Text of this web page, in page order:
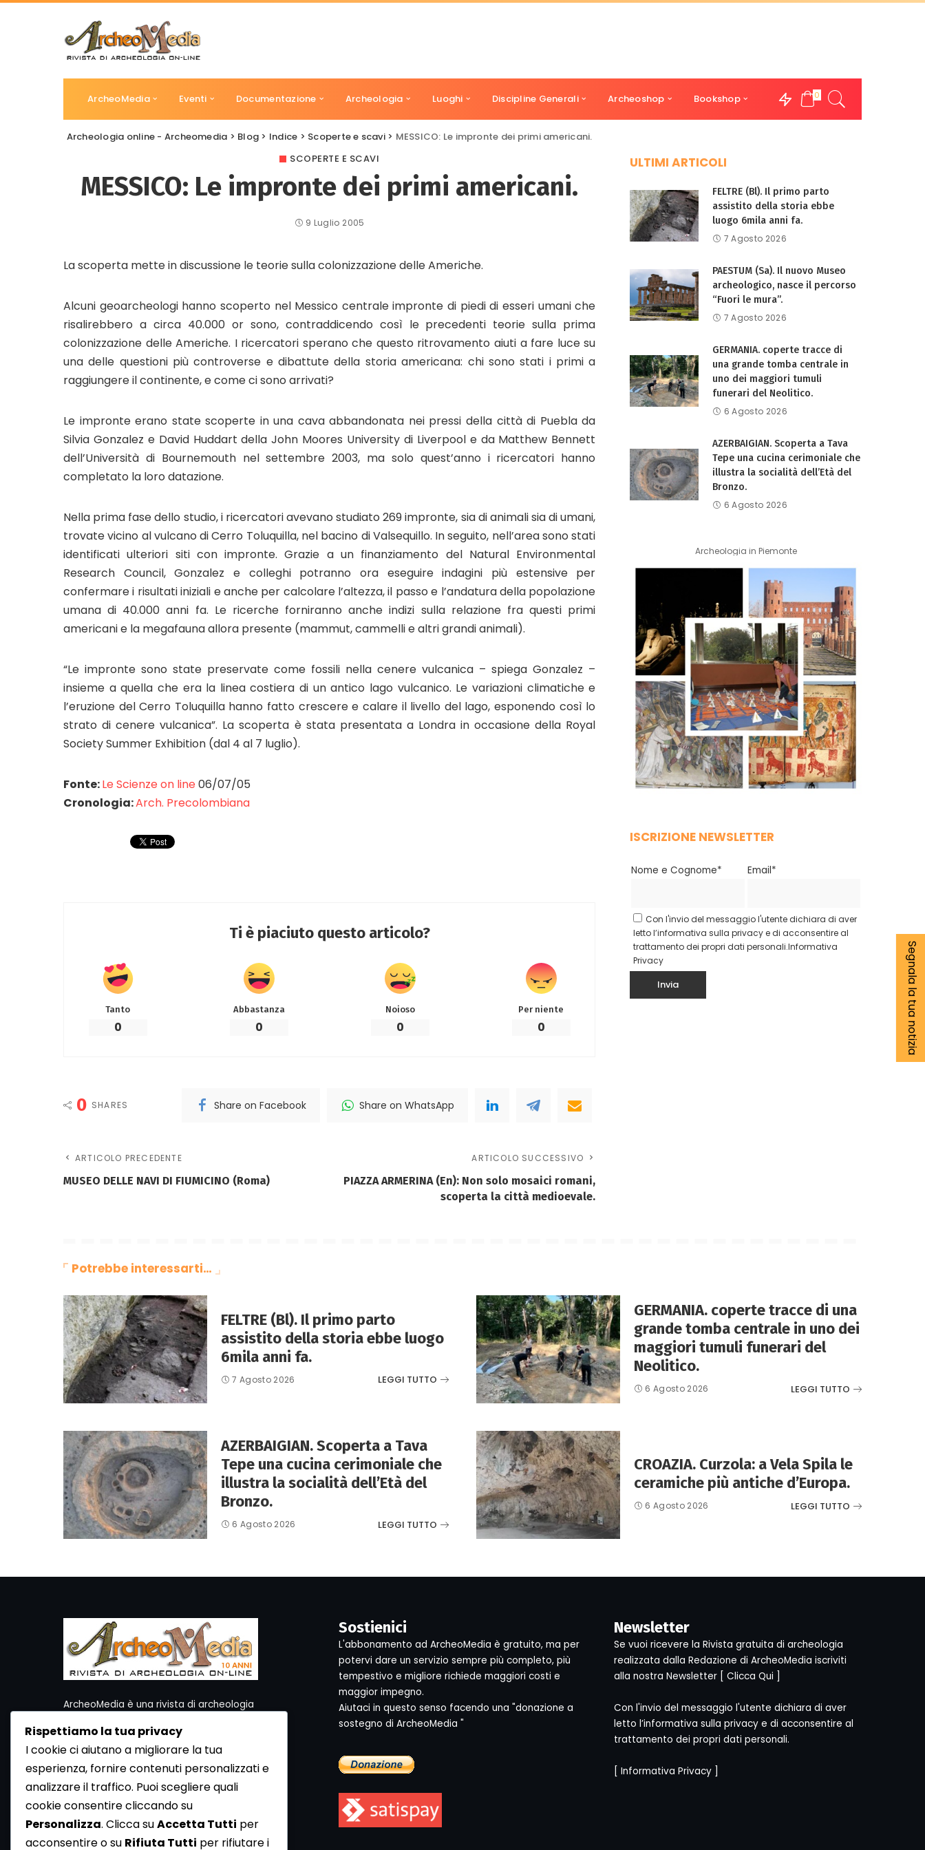
ArcheoMedia Eventi Documentazione Archeologia Luoghi Discipline Generali Archeoshop Bookshop 0
Archeologia online - Archeomedia > Blog > Indice > Scoperte e scavi> MESSICO: Le impronte dei primi americani.
SCOPERTE E SCAVI
MESSICO: Le impronte dei primi americani.
9 Luglio 2005
La scoperta mette in discussione le teorie sulla colonizzazione delle Americhe.
Alcuni geoarcheologi hanno scoperto nel Messico centrale impronte di piedi di esseri umani che
risalirebbero a circa 40.000 or sono, contraddicendo così le precedenti teorie sulla prima
colonizzazione delle Americhe. I ricercatori sperano che questo ritrovamento aiuti a fare luce su
una delle questioni più controverse e dibattute della storia americana: chi sono stati i primi a
raggiungere il continente, e come ci sono arrivati?
Le impronte erano state scoperte in una cava abbandonata nei pressi della città di Puebla da
Silvia Gonzalez e David Huddart della John Moores University di Liverpool e da Matthew Bennett
dell’Università di Bournemouth nel settembre 2003, ma solo quest’anno i ricercatori hanno
completato la loro datazione.
Nella prima fase dello studio, i ricercatori avevano studiato 269 impronte, sia di animali sia di umani,
trovate vicino al vulcano di Cerro Toluquilla, nel bacino di Valsequillo. In seguito, nell’area sono stati
identificati ulteriori siti con impronte. Grazie a un finanziamento del Natural Environmental
Research Council, Gonzalez e colleghi potranno ora eseguire indagini più estensive per
confermare i risultati iniziali e anche per calcolare l’altezza, il passo e l’andatura della popolazione
umana di 40.000 anni fa. Le ricerche forniranno anche indizi sulla relazione fra questi primi
americani e la megafauna allora presente (mammut, cammelli e altri grandi animali).
“Le impronte sono state preservate come fossili nella cenere vulcanica – spiega Gonzalez –
insieme a quella che era la linea costiera di un antico lago vulcanico. Le variazioni climatiche e
l’eruzione del Cerro Toluquilla hanno fatto crescere e calare il livello del lago, esponendo così lo
strato di cenere vulcanica”. La scoperta è stata presentata a Londra in occasione della Royal
Society Summer Exhibition (dal 4 al 7 luglio).
Fonte:Le Scienze on line06/07/05
Cronologia:Arch. Precolombiana
Ti è piaciuto questo articolo?
Tanto
0
Abbastanza
0
Noioso
0
Per niente
0
0 SHARES Share on Facebook Share on WhatsApp
ARTICOLO PRECEDENTE
MUSEO DELLE NAVI DI FIUMICINO (Roma)
ARTICOLO SUCCESSIVO
PIAZZA ARMERINA (En): Non solo mosaici romani,
scoperta la città medioevale.
ULTIMI ARTICOLI
FELTRE (Bl). Il primo parto
assistito della storia ebbe
luogo 6mila anni fa.
7 Agosto 2026
PAESTUM (Sa). Il nuovo Museo
archeologico, nasce il percorso
“Fuori le mura”.
7 Agosto 2026
GERMANIA. coperte tracce di
una grande tomba centrale in
uno dei maggiori tumuli
funerari del Neolitico.
6 Agosto 2026
AZERBAIGIAN. Scoperta a Tava
Tepe una cucina cerimoniale che
illustra la socialità dell’Età del
Bronzo.
6 Agosto 2026
Archeologia in Piemonte
ISCRIZIONE NEWSLETTER
Nome e Cognome* Email*
Con l'invio del messaggio l'utente dichiara di aver
letto l’informativa sulla privacy e di acconsentire al
trattamento dei propri dati personali.Informativa
Privacy
Potrebbe interessarti…
FELTRE (Bl). Il primo parto
assistito della storia ebbe luogo
6mila anni fa.
7 Agosto 2026 LEGGI TUTTO
GERMANIA. coperte tracce di una
grande tomba centrale in uno dei
maggiori tumuli funerari del
Neolitico.
6 Agosto 2026 LEGGI TUTTO
AZERBAIGIAN. Scoperta a Tava
Tepe una cucina cerimoniale che
illustra la socialità dell’Età del
Bronzo.
6 Agosto 2026 LEGGI TUTTO
CROAZIA. Curzola: a Vela Spila le
ceramiche più antiche d’Europa.
6 Agosto 2026 LEGGI TUTTO
Segnala la tua notizia
ArcheoMedia è una rivista di archeologia
Per contattare la Redazione potete utilizzare i
seguenti recapiti:
Redazione ArcheoMedia c/o Mediares S.c.
Via Gioberti 80/D - 10128 Torino
Tel 011.5806363 - Fax 011.5808561
http://www.mediares.to.it
http://www.didatticatorino.it
Sostienici
L'abbonamento ad ArcheoMedia è gratuito, ma per
potervi dare un servizio sempre più completo, più
tempestivo e migliore richiede maggiori costi e
maggior impegno.
Aiutaci in questo senso facendo una "donazione a
sostegno di ArcheoMedia "
Newsletter
Se vuoi ricevere la Rivista gratuita di archeologia
realizzata dalla Redazione di ArcheoMedia iscriviti
alla nostra Newsletter [ Clicca Qui ]
Con l'invio del messaggio l'utente dichiara di aver
letto l’informativa sulla privacy e di acconsentire al
trattamento dei propri dati personali.
[ Informativa Privacy]
Rispettiamo la tua privacy
I cookie ci aiutano a migliorare la tua
esperienza, fornire contenuti personalizzati e
analizzare il traffico. Puoi scegliere quali
cookie consentire cliccando su
Personalizza. Clicca suAccetta Tutti per
acconsentire o su Rifiuta Tutti per rifiutare i